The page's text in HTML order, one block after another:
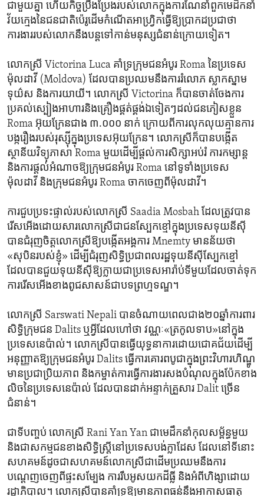
ជាមួយ​គ្នា ​ហើយ​កិច្ចប្រឹងប្រែង​របស់​លោកក្នុង​ការ​ណែនាំ​ពួក​មេដឹកនាំ​
វ័យក្មេង​នៃ​ជនជាតិ​ប៉េរូដើមកំណើត​អាហ្វ្រិក​ធ្វើ​ឱ្យ​ប្រាកដ​ប្រជា​ថា​ ​
ការងារ​របស់​លោក​នឹង​បន្ត​ទៅ​កាន់​មនុស្ស​ជំនាន់​ក្រោយ​ទៀត។
លោកស្រី Victorina Luca គាំទ្រ​ក្រុម​ជន​អំបូរ​ Roma នៃ​ប្រទេស​
ម៉ុលដាវី (Moldova)​ ដែល​បាន​ប្រឈម​នឹងការ​រំលោភ ស្លាកស្នាម​
ទុយ៌ស ​និង​ការ​យាយី។ លោកស្រី Victorina ក៏​បាន​ចាត់ចែង​ការ​
ប្រគល់​ស្បៀងអាហារ​និង​គ្រឿង​ផ្គត់ផ្គង់​ឯទៀតៗ​ដល់​ជនភៀសខ្លួន
Roma អ៊ុយក្រែន​ជាង​ ៣.០០០​ នាក់ ក្រោយពី​ការ​លុកលុយគ្មាន​ការ
បង្ក​រឿង​របស់​រុស្ស៊ីក្នុង​ប្រទេស​អ៊ុយក្រែន។ លោកស្រី​ក៏​បាន​បង្កើត​
ស្ថានីយ​វិទ្យុ​ភាសា​ Roma មួយដើម្បី​ផ្តល់​ការ​សិក្សា​អប់រំ ការ​កម្សាន្ត​
និង​ការផ្តល់​អំណាច​ឱ្យ​ក្រុម​ជន​អំបូរ​ Roma នៅទូទាំងប្រទេស​
ម៉ុលដាវី​ និង​ក្រុម​ជន​អំបូរ​ Roma ចាកចេញ​ពី​ម៉ុលដាវី។
ការជួប​ប្រទះ​ផ្ទាល់​របស់​លោកស្រី Saadia Mosbah ដែល​ត្រូវ​បាន​
រើសអើង​ដោយសារ​លោកស្រី​ជា​ជនស្បែក​ខ្មៅ​ក្នុង​ប្រទេស​ទុយនីស៊ី​
បានជំរុញ​ចិត្ត​លោកស្រី​ឱ្យ​បង្កើត​អង្គការ Mnemty មាន​ន័យ​ថា ​
«សុបិន​របស់ខ្ញុំ» ដើម្បី​ជំរុញ​សិទ្ធិ​ប្រជាពលរដ្ឋទុយនីស៊ី​ស្បែក​ខ្មៅ​
ដែល​បាន​ជួយទុយនីស៊ី​ឱ្យ​ក្លាយ​ជាប្រទេស​អារ៉ាប់​ទីមួយ​ដែល​ចាត់ទុក​
ការរើសអើង​ខាង​ពូជសាសន៍​ជាបទ​ព្រហ្មទណ្ឌ។
លោកស្រី Sarswati Nepali បានចំណាយ​ពេល​ជាង​២០ឆ្នាំ​ការពារ​
សិទ្ធិ​ក្រុម​ជន Dalits ឬ​អ្វី​ដែល​ហៅ​ថា ​វណ្ណៈ​«ត្រកូល​ទាប»​នៅក្នុង​
ប្រទេសនេប៉ាល់។​ លោក​ស្រី​បានធ្វើ​យុទ្ធនាការ​ដោយ​ជោគជ័យដើម្បី​
អនុញ្ញាត​ឱ្យ​ក្រុម​ជន​អំបូរ Dalits ធ្វើការគោរព​បូជា​ក្នុង​ព្រះវិហារ​ហិណ្ឌូ​
មានប្រជាប្រិយភាព និង​កម្ចាត់​ការ​ធ្វើ​ការងារ​សង​បំណុលក្នុង​ប៉ែក​ខាង​
លិចនៃប្រទេស​នេប៉ាល់ ដែល​បាន​ដាក់អន្ទាក់​គ្រួសារ Dalit ច្រើន​
ជំនាន់។
ជា​ទី​បញ្ចប់ លោកស្រី Rani Yan Yan ជា​មេដឹកនាំ​កុលសម្ព័ន្ធ​មួយ​
និង​ជា​សកម្មជន​ខាង​សិទ្ធិ​ស្ត្រី​នៅ​ប្រទេស​បង់ក្លាដែស ដែល​នៅ​ទីនោះ​
សហគមន៍ដូចជា​សហគមន៍លោកស្រី​ជា​ដើមប្រឈម​នឹងការ​
បណ្តេញ​ចេញ​ពី​ផ្ទះសម្បែង ការ​រឹបអូស​យក​ដីធ្លី​ និង​អំពី​ហិង្សា​ដោយ​
រដ្ឋាភិបាល។ លោក​ស្រី​បាន​គាំទ្រ​ឱ្យ​មាន​ភាព​ធន់​នឹង​អាកាសធាតុ​